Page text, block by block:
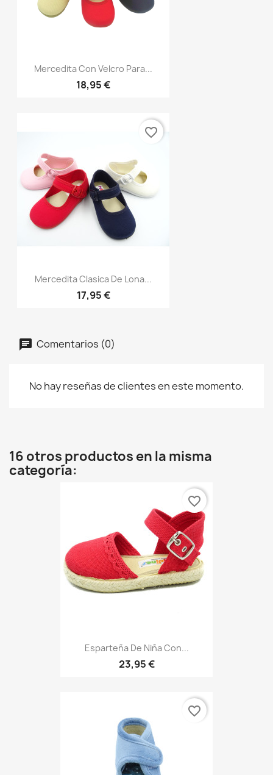
Mercedita Con Velcro Para...
18,95 €
Mercedita Clasica De Lona...
17,95 €
favorite_border
Comentarios (0)
No hay reseñas de clientes en este momento.
16 otros productos en la misma
categoría:
Esparteña De Niña Con...
23,95 €
favorite_border
favorite_border